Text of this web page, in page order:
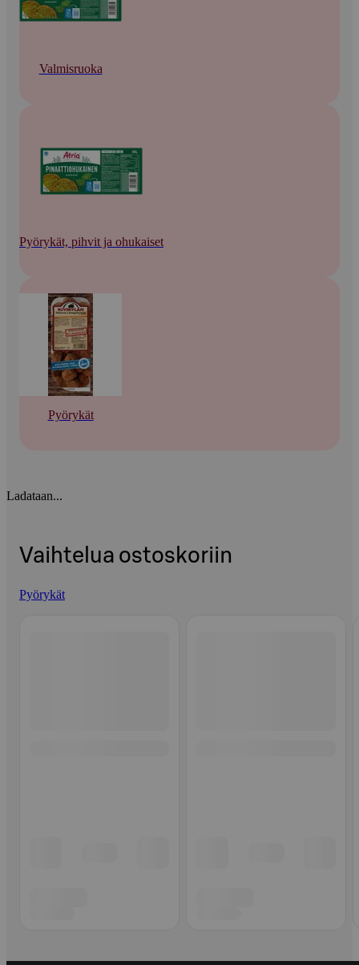
Valmisruoka
Pyörykät, pihvit ja ohukaiset
Pyörykät
Ladataan...
Vaihtelua ostoskoriin
Pyörykät